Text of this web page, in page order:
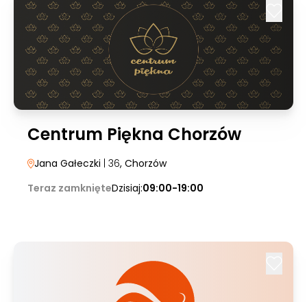
Centrum Piękna Chorzów
Jana Gałeczki | 36, Chorzów
Teraz zamknięteDzisiaj:09:00-19:00